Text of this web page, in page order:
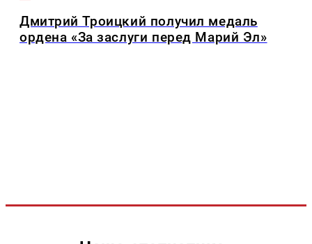
Дмитрий Троицкий получил медаль
ордена «За заслуги перед Марий Эл»